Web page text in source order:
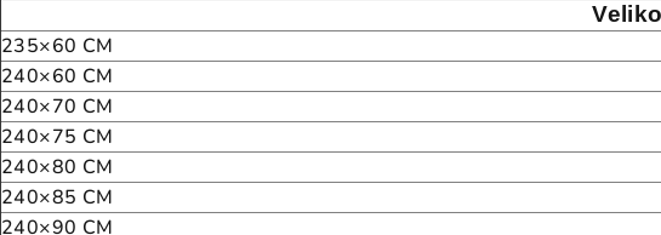
235×60 CM
240×60 CM
240×70 CM
240×75 CM
240×80 CM
240×85 CM
240×90 CM